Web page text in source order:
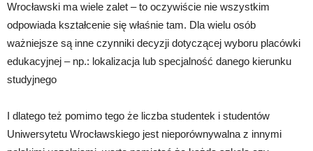
Wrocławski ma wiele zalet – to oczywiście nie wszystkim
odpowiada kształcenie się właśnie tam. Dla wielu osób
ważniejsze są inne czynniki decyzji dotyczącej wyboru placówki
edukacyjnej – np.: lokalizacja lub specjalność danego kierunku
studyjnego
I dlatego też pomimo tego że liczba studentek i studentów
Uniwersytetu Wrocławskiego jest nieporównywalna z innymi